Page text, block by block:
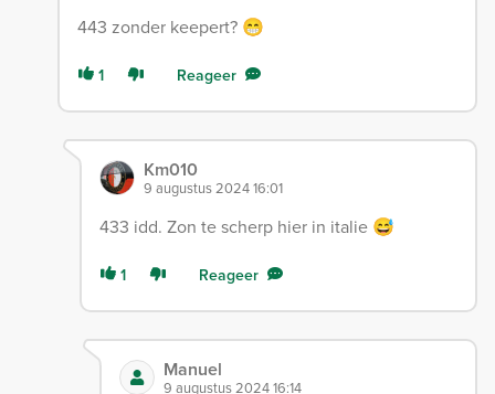
443 zonder keepert? 😁
1 Reageer
Km010
9 augustus 2024 16:01
433 idd. Zon te scherp hier in italie 😅
1 Reageer
Manuel
9 augustus 2024 16:14